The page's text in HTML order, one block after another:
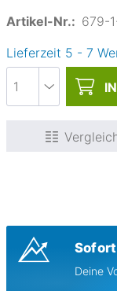
Artikel-Nr.: 679-
Lieferzeit 5 - 7
Deine